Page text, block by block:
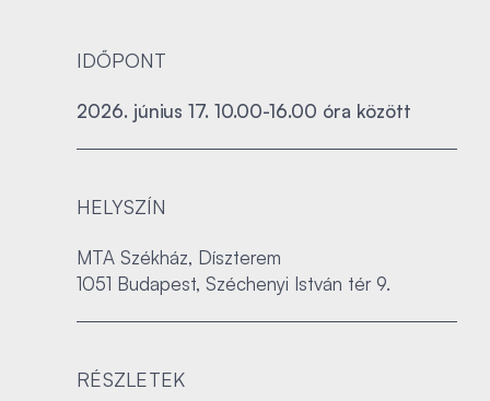
IDŐPONT
2026. június 17. 10.00-16.00 óra között
HELYSZÍN
MTA Székház, Díszterem
1051 Budapest, Széchenyi István tér 9.
RÉSZLETEK